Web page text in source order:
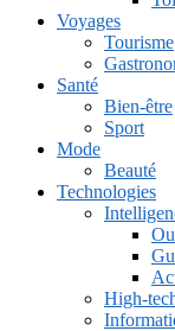
Voyages
Tourisme
Santé
Bien-être
Sport
Mode
Beauté
Technologies
High-